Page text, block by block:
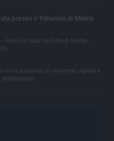
presso il Tribunale di Milano
Edito in Italia da AdHub Media
con il supporto di strumenti digitali e